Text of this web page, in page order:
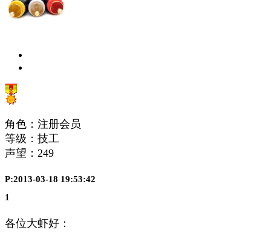
角色：注册会员
等级：技工
声望： 249
P:2013-03-18 19:53:42
1
各位大虾好：